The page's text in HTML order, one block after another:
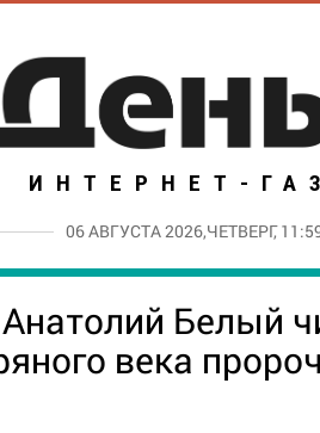
ИНТЕРНЕТ-
06 АВГУСТА 2026,ЧЕТВЕРГ,
Белый
века